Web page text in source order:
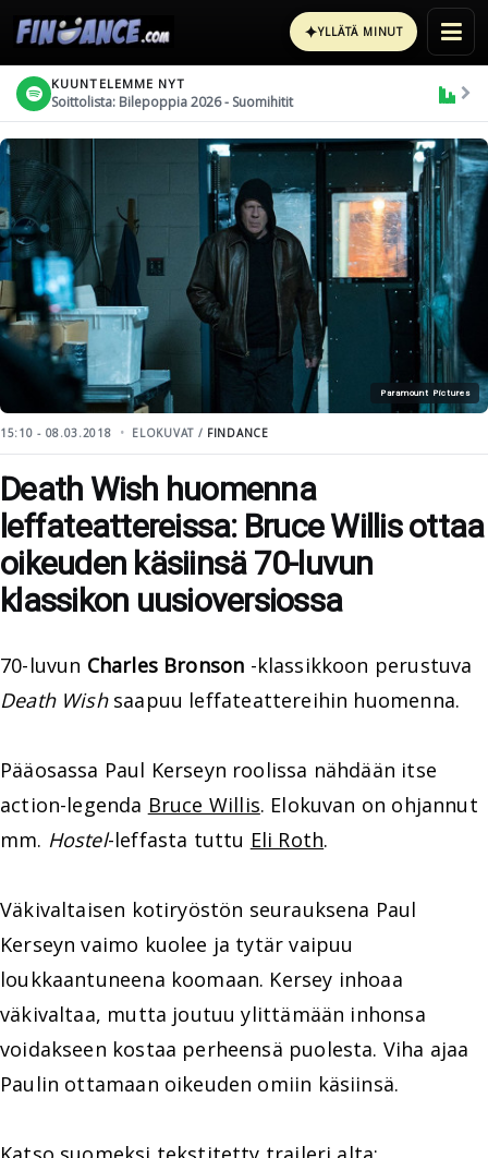
✦YLLÄTÄ MINUT
KUUNTELEMME NYT
Soittolista: Bilepoppia 2026 - Suomihitit
Paramount Pictures
15:10 - 08.03.2018 ELOKUVAT / FINDANCE
Death Wish huomenna
leffateattereissa: Bruce Willis ottaa
oikeuden käsiinsä 70-luvun
klassikon uusioversiossa
70-luvun Charles Bronson -klassikkoon perustuva
Death Wishsaapuu leffateattereihin huomenna.
Pääosassa Paul Kerseyn roolissa nähdään itse
action-legenda Bruce Willis. Elokuvan on ohjannut
mm. Hostel-leffasta tuttu Eli Roth.
Väkivaltaisen kotiryöstön seurauksena Paul
Kerseyn vaimo kuolee ja tytär vaipuu
loukkaantuneena koomaan. Kersey inhoaa
väkivaltaa, mutta joutuu ylittämään inhonsa
voidakseen kostaa perheensä puolesta. Viha ajaa
Paulin ottamaan oikeuden omiin käsiinsä.